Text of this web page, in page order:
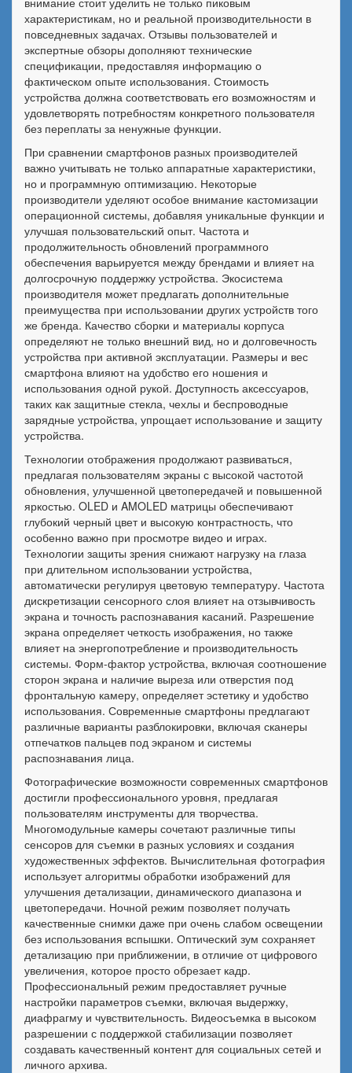
характеристикам, но и реальной производительности в
повседневных задачах. Отзывы пользователей и
экспертные обзоры дополняют технические
спецификации, предоставляя информацию о
фактическом опыте использования. Стоимость
устройства должна соответствовать его возможностям и
удовлетворять потребностям конкретного пользователя
без переплаты за ненужные функции.
При сравнении смартфонов разных производителей
важно учитывать не только аппаратные характеристики,
но и программную оптимизацию. Некоторые
производители уделяют особое внимание кастомизации
операционной системы, добавляя уникальные функции и
улучшая пользовательский опыт. Частота и
продолжительность обновлений программного
обеспечения варьируется между брендами и влияет на
долгосрочную поддержку устройства. Экосистема
производителя может предлагать дополнительные
преимущества при использовании других устройств того
же бренда. Качество сборки и материалы корпуса
определяют не только внешний вид, но и долговечность
устройства при активной эксплуатации. Размеры и вес
смартфона влияют на удобство его ношения и
использования одной рукой. Доступность аксессуаров,
таких как защитные стекла, чехлы и беспроводные
зарядные устройства, упрощает использование и защиту
устройства.
Технологии отображения продолжают развиваться,
предлагая пользователям экраны с высокой частотой
обновления, улучшенной цветопередачей и повышенной
яркостью. OLED и AMOLED матрицы обеспечивают
глубокий черный цвет и высокую контрастность, что
особенно важно при просмотре видео и играх.
Технологии защиты зрения снижают нагрузку на глаза
при длительном использовании устройства,
автоматически регулируя цветовую температуру. Частота
дискретизации сенсорного слоя влияет на отзывчивость
экрана и точность распознавания касаний. Разрешение
экрана определяет четкость изображения, но также
влияет на энергопотребление и производительность
системы. Форм-фактор устройства, включая соотношение
сторон экрана и наличие выреза или отверстия под
фронтальную камеру, определяет эстетику и удобство
использования. Современные смартфоны предлагают
различные варианты разблокировки, включая сканеры
отпечатков пальцев под экраном и системы
распознавания лица.
Фотографические возможности современных смартфонов
достигли профессионального уровня, предлагая
пользователям инструменты для творчества.
Многомодульные камеры сочетают различные типы
сенсоров для съемки в разных условиях и создания
художественных эффектов. Вычислительная фотография
использует алгоритмы обработки изображений для
улучшения детализации, динамического диапазона и
цветопередачи. Ночной режим позволяет получать
качественные снимки даже при очень слабом освещении
без использования вспышки. Оптический зум сохраняет
детализацию при приближении, в отличие от цифрового
увеличения, которое просто обрезает кадр.
Профессиональный режим предоставляет ручные
настройки параметров съемки, включая выдержку,
диафрагму и чувствительность. Видеосъемка в высоком
разрешении с поддержкой стабилизации позволяет
создавать качественный контент для социальных сетей и
личного архива.